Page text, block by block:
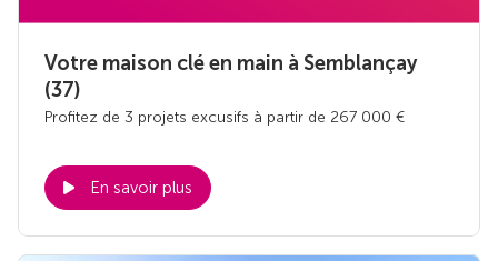
Votre maison clé en main à Semblançay
(37)
Profitez de 3 projets excusifs à partir de 267 000 €
En savoir plus